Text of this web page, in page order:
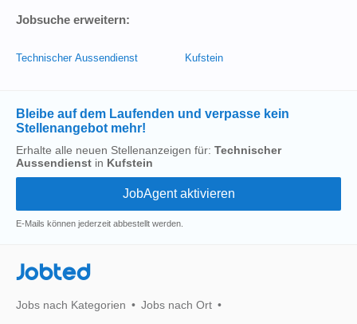
Jobsuche erweitern:
Technischer Aussendienst Kufstein
Bleibe auf dem Laufenden und verpasse kein
Stellenangebot mehr!
Erhalte alle neuen Stellenanzeigen für: Technischer
Aussendienst in Kufstein
E-Mails können jederzeit abbestellt werden.
Jobted
Jobs nach Kategorien Jobs nach Ort